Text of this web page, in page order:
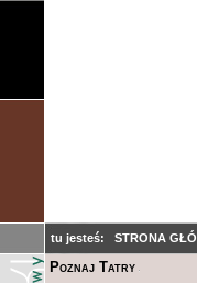
tu jesteś: STRONA
Poznaj Tatry